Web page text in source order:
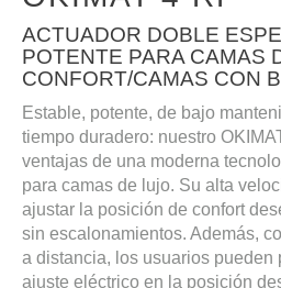
ACTUADOR DOBLE
POTENTE PARA CAMAS
CONFORT/CAMAS CON
Estable, potente, de bajo
tiempo duradero: nuestro
ventajas de una moderna
para camas de lujo. Su alta
ajustar la posición de confort
sin escalonamientos. Además,
a distancia, los usuarios pueden
ajuste eléctrico en la posición